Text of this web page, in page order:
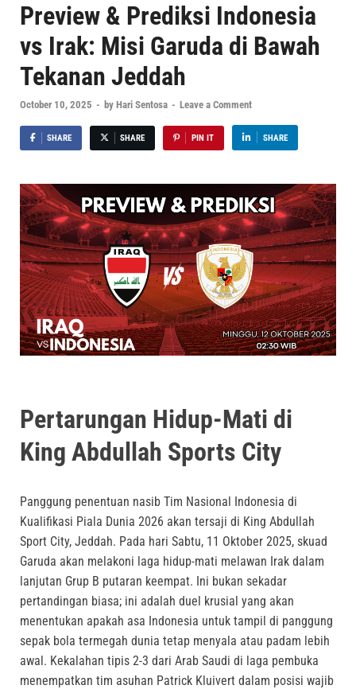
Preview & Prediksi Indonesia
vs Irak: Misi Garuda di Bawah
Tekanan Jeddah
October 10, 2025 - by Hari Sentosa - Leave a Comment
SHARE SHARE PIN IT SHARE
Pertarungan Hidup-Mati di
King Abdullah Sports City
Panggung penentuan nasib Tim Nasional Indonesia di
Kualifikasi Piala Dunia 2026 akan tersaji di King Abdullah
Sport City, Jeddah. Pada hari Sabtu, 11 Oktober 2025, skuad
Garuda akan melakoni laga hidup-mati melawan Irak dalam
lanjutan Grup B putaran keempat. Ini bukan sekadar
pertandingan biasa; ini adalah duel krusial yang akan
menentukan apakah asa Indonesia untuk tampil di panggung
sepak bola termegah dunia tetap menyala atau padam lebih
awal. Kekalahan tipis 2-3 dari Arab Saudi di laga pembuka
menempatkan tim asuhan Patrick Kluivert dalam posisi wajib